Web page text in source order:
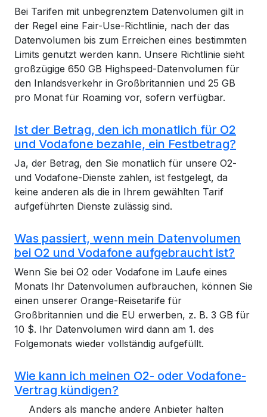
Bei Tarifen mit unbegrenztem Datenvolumen gilt in
der Regel eine Fair-Use-Richtlinie, nach der das
Datenvolumen bis zum Erreichen eines bestimmten
Limits genutzt werden kann. Unsere Richtlinie sieht
großzügige 650 GB Highspeed-Datenvolumen für
den Inlandsverkehr in Großbritannien und 25 GB
pro Monat für Roaming vor, sofern verfügbar.
Ist der Betrag, den ich monatlich für O2
und Vodafone bezahle, ein Festbetrag?
Ja, der Betrag, den Sie monatlich für unsere O2-
und Vodafone-Dienste zahlen, ist festgelegt, da
keine anderen als die in Ihrem gewählten Tarif
aufgeführten Dienste zulässig sind.
Was passiert, wenn mein Datenvolumen
bei O2 und Vodafone aufgebraucht ist?
Wenn Sie bei O2 oder Vodafone im Laufe eines
Monats Ihr Datenvolumen aufbrauchen, können Sie
einen unserer Orange-Reisetarife für
Großbritannien und die EU erwerben, z. B. 3 GB für
10 $. Ihr Datenvolumen wird dann am 1. des
Folgemonats wieder vollständig aufgefüllt.
Wie kann ich meinen O2- oder Vodafone-
Vertrag kündigen?
Anders als manche andere Anbieter halten